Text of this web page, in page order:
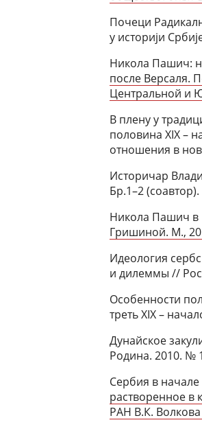
Почеци
у историjи
Никола Пашич:
после Версаля.
Центральной и
В плену у
половина XIX –
отношения в
Историчар
Бр.1–2 (соавтор).
Никола Пашич в
Гришиной. М.,
Идеология
и дилеммы //
Особенности
треть XIX –
Дунайское
Родина. 2010. №
Сербия в
растворенное в
РАН В.К.